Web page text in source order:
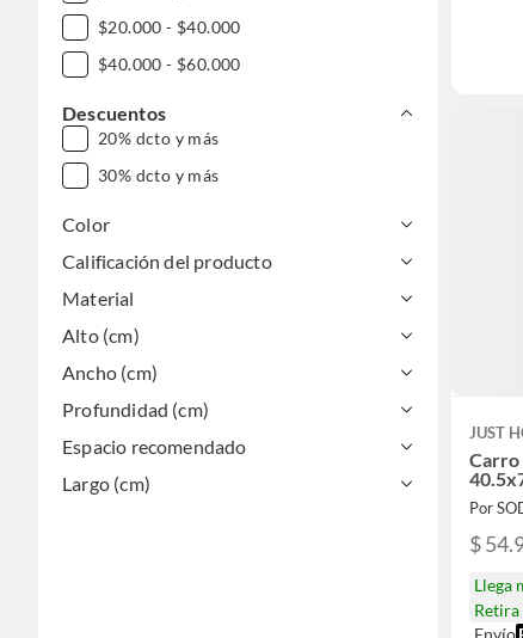
$20.000 - $40.000
$40.000 - $60.000
Descuentos
20% dcto y más
30% dcto y más
Color
Calificación del producto
Material
Alto (cm)
Ancho (cm)
Profundidad (cm)
Espacio recomendado
Largo (cm)
JUST
Carro
Por
$
Llega
Retira
Envío